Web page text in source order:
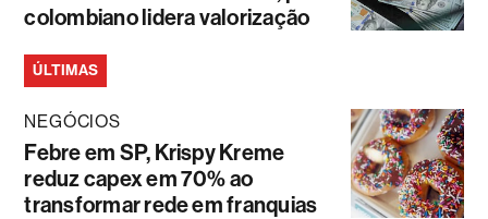
colombiano lidera valorização
ÚLTIMAS
NEGÓCIOS
Febre em SP, Krispy Kreme
reduz capex em 70% ao
transformar rede em franquias